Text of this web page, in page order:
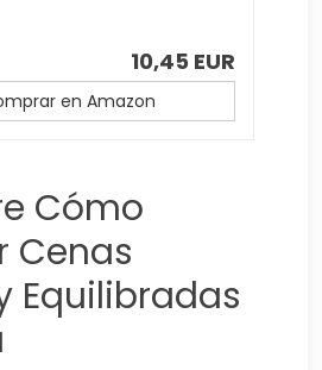
10,45 EUR
en Amazon
Cómo
Cenas
Equilibradas